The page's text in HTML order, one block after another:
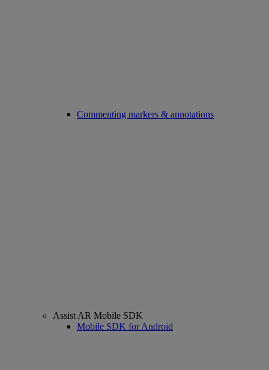
Commenting markers & annotations
Assist AR Mobile SDK
Mobile SDK for Android